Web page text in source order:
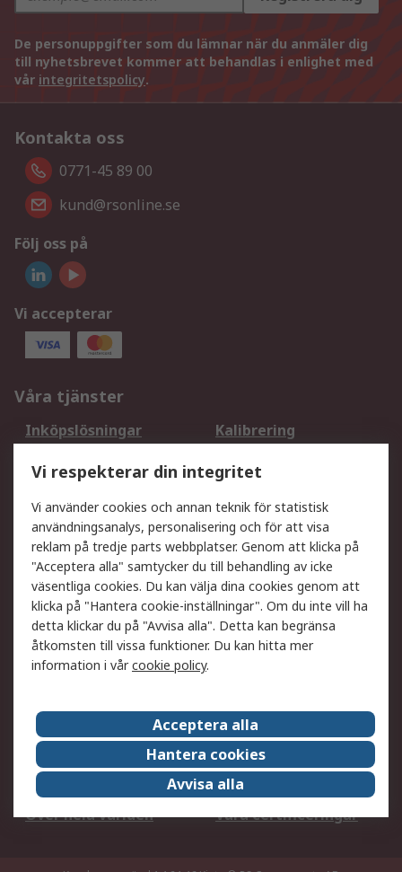
De personuppgifter som du lämnar när du anmäler dig
till nyhetsbrevet kommer att behandlas i enlighet med
vår integritetspolicy.
Kontakta oss
0771-45 89 00
kund@rsonline.se
Följ oss på
Vi accepterar
Våra tjänster
Inköpslösningar
Kalibrering
DesignSpark
Teknisk Support
Ditt lokala säljteam
Exportlösningar
Support
Få hjälp
Retur av varor
Leverans
Spåra din order
Begär en fakturakopi
Fördelar med RS-konto
Betalningsalternativ
Om RS
Försäljningsvillkor
Det juridiska
Press Centre
Jobba hos RS
ESG
Över hela världen
Våra certificeringar
Vi respekterar din integritet
Vi använder cookies och annan teknik för statistisk
användningsanalys, personalisering och för att visa
reklam på tredje parts webbplatser. Genom att klicka på
"Acceptera alla" samtycker du till behandling av icke
väsentliga cookies. Du kan välja dina cookies genom att
klicka på "Hantera cookie-inställningar". Om du inte vill ha
detta klickar du på "Avvisa alla". Detta kan begränsa
åtkomsten till vissa funktioner. Du kan hitta mer
information i vårcookie policy.
Acceptera alla
Hantera cookies
Avvisa alla